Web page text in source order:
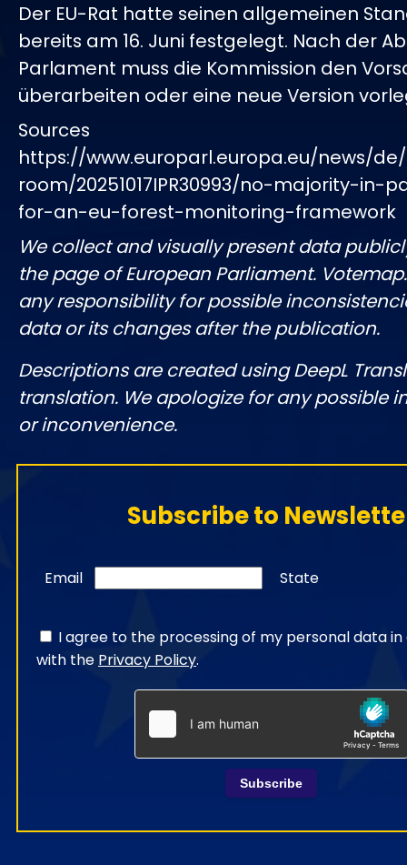
Der EU-Rat hatte seinen allgemeinen
bereits am 16. Juni festgelegt. Nach der
Parlament muss die Kommission den
überarbeiten oder eine neue Version
Sources
https://www.europarl.europa.eu/news/
room/20251017IPR30993/no-majority-in-
for-an-eu-forest-monitoring-framework
We collect and visually present data
the page of European Parliament.
any responsibility for possible
data or its changes after the publication.
Descriptions are created using DeepL
translation. We apologize for any possible
or inconvenience.
Subscribe to
Email State
I agree to the processing of my personal data
with the Privacy Policy.
Subscribe